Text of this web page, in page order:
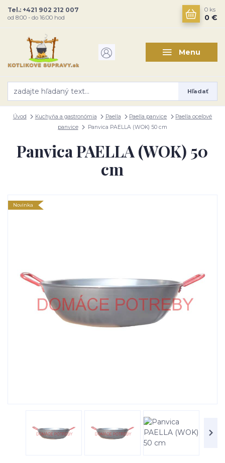
Menu
Hľadať
Tel.: +421 902 212 007
od 8:00 - do 16:00 hod
0 ks
0 €
Úvod Kuchyňa a gastronómia Paella Paella panvice
Paella oceľové
panvice
Panvica PAELLA (WOK) 50 cm
Panvica PAELLA (WOK) 50
cm
Novinka